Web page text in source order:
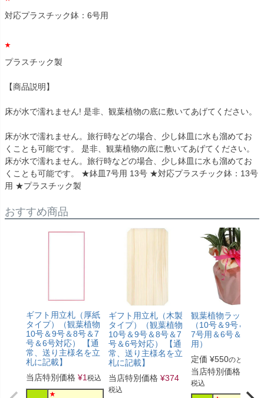
対応プラスチック鉢：6号用
プラスチック製
【商品説明】
床が水で濡れません! 是非、観葉植物の底に敷いてあげてください。
床が水で濡れません。旅行時などの場合、少し鉢皿に水も溜めてお
くことも可能です。 是非、観葉植物の底に敷いてあげてください。
床が水で濡れません。旅行時などの場合、少し鉢皿に水も溜めてお
くことも可能です。 ★鉢皿7号用 13号 ★対応プラスチック鉢：13号
用 ★プラスチック製
おすすめ商品
ギフト用立札（厚紙
タイプ）（観葉植物
10号＆9号＆8号＆7
号＆6号対応） 【通
常、送り主様名を立
札に記載】
当店特別価格 ¥1税込
ギフト用立札（木製
タイプ）（観葉植物
10号＆9号＆8号＆7
号＆6号対応） 【通
常、送り主様名を立
札に記載】
当店特別価格 ¥374
税込
観葉植物ラッピン
（10号＆9号＆8号
7号用＆6号＆5号
用）
定価 ¥550のところ
当店特別価格
税込